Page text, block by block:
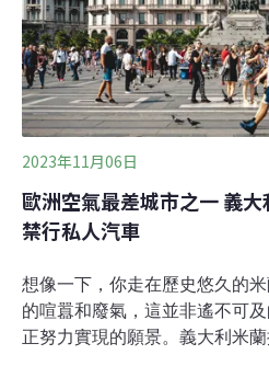
2023年11月06日
歐洲空氣最差城市之一 義
禁行私人汽車
想像一下，你走在歷史悠久的
的喧囂和廢氣，這並非遙不可
正努力實現的願景。義大利米